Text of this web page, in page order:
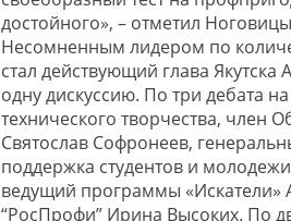
достойного», – отметил
Несомненным лидером по
стал действующий глава
одну дискуссию. По три дебата
технического творчества, член
Святослав Софронеев,
поддержка студентов и
ведущий программы
“РосПрофи” Ирина Высоких. По